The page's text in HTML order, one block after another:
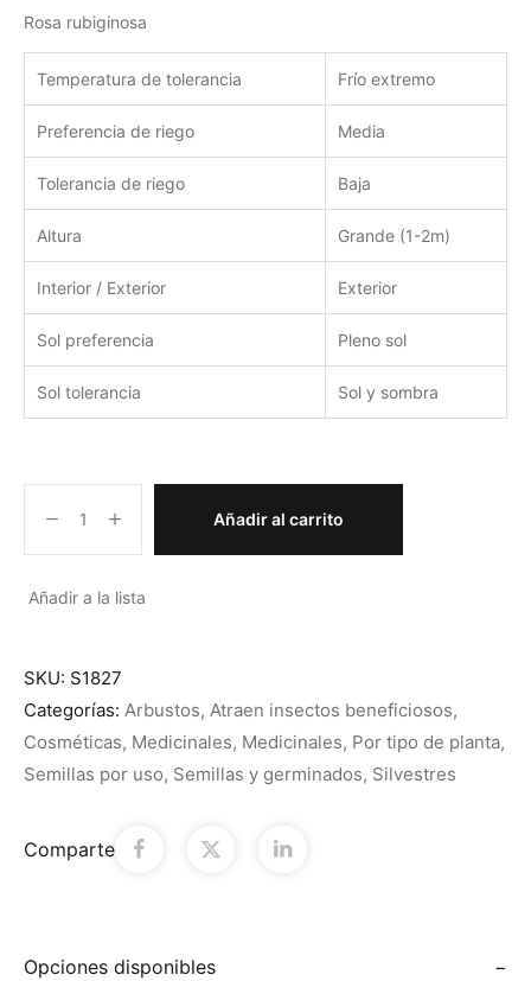
Rosa rubiginosa
Temperatura de tolerancia Frío extremo
Preferencia de riego Media
Tolerancia de riego Baja
Altura Grande (1-2m)
Interior / Exterior Exterior
Sol preferencia Pleno sol
Sol tolerancia Sol y sombra
Añadir al carrito
Añadir a la lista
SKU: S1827
Categorías: Arbustos, Atraen insectos beneficiosos,
Cosméticas, Medicinales, Medicinales, Por tipo de planta,
Semillas por uso, Semillas y germinados, Silvestres
Comparte
Opciones disponibles